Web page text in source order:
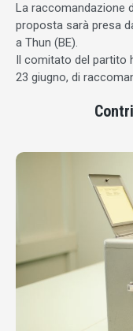
La raccomandazione
proposta sarà presa
a Thun (BE).
Il comitato del partito
23 giugno, di